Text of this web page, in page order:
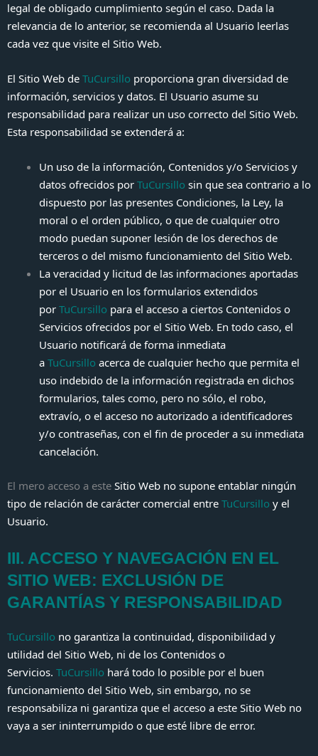
legal de obligado cumplimiento según el caso. Dada la
relevancia de lo anterior, se recomienda al Usuario leerlas
cada vez que visite el Sitio Web.
El Sitio Web de TuCursillo proporciona gran diversidad de
información, servicios y datos. El Usuario asume su
responsabilidad para realizar un uso correcto del Sitio Web.
Esta responsabilidad se extenderá a:
Un uso de la información, Contenidos y/o Servicios y
datos ofrecidos por TuCursillo sin que sea contrario a lo
dispuesto por las presentes Condiciones, la Ley, la
moral o el orden público, o que de cualquier otro
modo puedan suponer lesión de los derechos de
terceros o del mismo funcionamiento del Sitio Web.
La veracidad y licitud de las informaciones aportadas
por el Usuario en los formularios extendidos
por TuCursillo para el acceso a ciertos Contenidos o
Servicios ofrecidos por el Sitio Web. En todo caso, el
Usuario notificará de forma inmediata
a TuCursillo acerca de cualquier hecho que permita el
uso indebido de la información registrada en dichos
formularios, tales como, pero no sólo, el robo,
extravío, o el acceso no autorizado a identificadores
y/o contraseñas, con el fin de proceder a su inmediata
cancelación.
El mero acceso a este Sitio Web no supone entablar ningún
tipo de relación de carácter comercial entre TuCursillo y el
Usuario.
III. ACCESO Y NAVEGACIÓN EN EL
SITIO WEB: EXCLUSIÓN DE
GARANTÍAS Y RESPONSABILIDAD
TuCursillo no garantiza la continuidad, disponibilidad y
utilidad del Sitio Web, ni de los Contenidos o
Servicios. TuCursillo hará todo lo posible por el buen
funcionamiento del Sitio Web, sin embargo, no se
responsabiliza ni garantiza que el acceso a este Sitio Web no
vaya a ser ininterrumpido o que esté libre de error.